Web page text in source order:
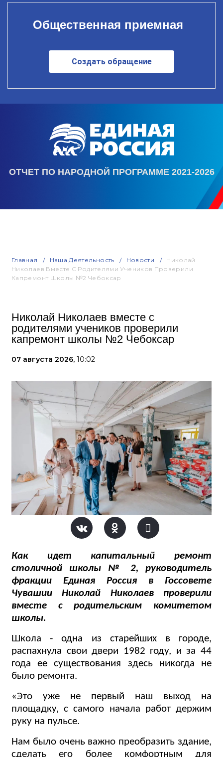
Общественная приемная
Создать обращение
ОТЧЕТ ПО НАРОДНОЙ ПРОГРАММЕ 2021-2026
Главная Наша Деятельность Новости
Николай
Николаев Вместе С Родителями Учеников Проверили
Капремонт Школы №2 Чебоксар
Николай Николаев вместе с
родителями учеников проверили
капремонт школы №2 Чебоксар
07 августа 2026, 10:02
Как идет капитальный ремонт
столичной школы № 2, руководитель
фракции Единая Россия в Госсовете
Чувашии Николай Николаев проверили
вместе с родительским комитетом
школы.
Школа - одна из старейших в городе,
распахнула свои двери 1982 году, и за 44
года ее существования здесь никогда не
было ремонта.
«Это уже не первый наш выход на
площадку, с самого начала работ держим
руку на пульсе.
Нам было очень важно преобразить здание,
сделать его более комфортным для